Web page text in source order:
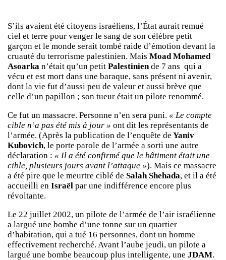
S’ils avaient été citoyens israéliens, l’État aurait remué
ciel et terre pour venger le sang de son célèbre petit
garçon et le monde serait tombé raide d’émotion devant la
cruauté du terrorisme palestinien. Mais Moad Mohamed
Asoarka n’était qu’un petit Palestiniende 7 ans qui a
vécu et est mort dans une baraque, sans présent ni avenir,
dont la vie fut d’aussi peu de valeur et aussi brève que
celle d’un papillon ; son tueur était un pilote renommé.
Ce fut un massacre. Personne n’en sera puni. « Le compte
cible n’a pas été mis à jour » ont dit les représentants de
l’armée. (Après la publication de l’enquête de Yaniv
Kubovich, le porte parole de l’armée a sorti une autre
déclaration : « Il a été confirmé que le bâtiment était une
cible, plusieurs jours avant l’attaque »). Mais ce massacre
a été pire que le meurtre ciblé de Salah Shehada, et il a été
accueilli en Israël par une indifférence encore plus
révoltante.
Le 22 juillet 2002, un pilote de l’armée de l’air israélienne
a largué une bombe d’une tonne sur un quartier
d’habitation, qui a tué 16 personnes, dont un homme
effectivement recherché. Avant l’aube jeudi, un pilote a
largué une bombe beaucoup plus intelligente, une JDAM.